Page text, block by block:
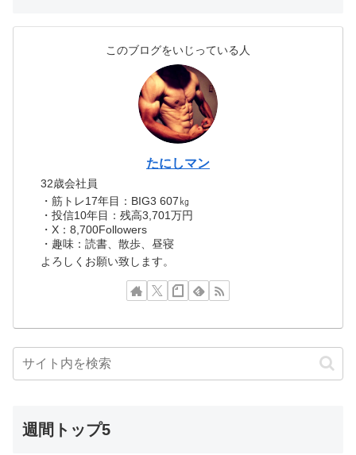
このブログをいじっている人
たにしマン
32歳会社員
・筋トレ17年目：BIG3 607㎏
・投信10年目：残高3,701万円
・X：8,700Followers
・趣味：読書、散歩、昼寝
よろしくお願い致します。
週間トップ5